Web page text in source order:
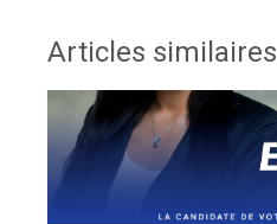
Articles similaires